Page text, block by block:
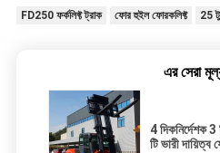
FD250 ফর্কলিফ্ট ট্রাক ফোর হুইল ফোরকলিফ্ট 25 টু
এর সেরা
4 দিকনির্দেশক
টি ভারী দায়িত্ব